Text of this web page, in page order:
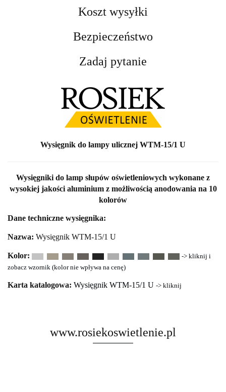
Koszt wysyłki
Bezpieczeństwo
Zadaj pytanie
Wysięgnik do lampy ulicznej WTM-15/1 U
Wysięgniki do lamp słupów oświetleniowych wykonane z
wysokiej jakości aluminium z możliwością anodowania na 10
kolorów
Dane techniczne wysięgnika:
Nazwa: Wysięgnik WTM-15/1 U
Kolor:
-> kliknij i
zobacz wzornik (kolor nie wpływa na cenę)
Karta katalogowa: Wysięgnik WTM-15/1 U -> kliknij
www.rosiekoswietlenie.pl